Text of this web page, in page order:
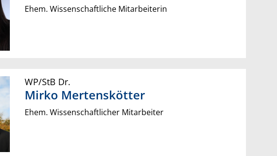
Ehem. Wissenschaftliche Mitarbeiterin
WP/StB Dr.
Mirko Mertenskötter
Ehem. Wissenschaftlicher Mitarbeiter